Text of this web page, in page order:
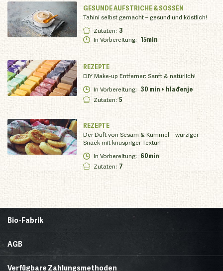
GESUNDE AUFSTRICHE & SOSSEN
Tahini selbst gemacht – gesund und köstlich!
Zutaten: 3
In Vorbereitung: 15min
REZEPTE
DIY Make-up Entferner: Sanft & natürlich!
In Vorbereitung: 30 min + hlađenje
Zutaten: 5
REZEPTE
Der Duft von Sesam & Kümmel – würziger
Snack mit knuspriger Textur!
In Vorbereitung: 60min
Zutaten: 7
Bio-Fabrik
News
AGB
Lieferbedingungen
Verfügbare Zahlungsmethoden